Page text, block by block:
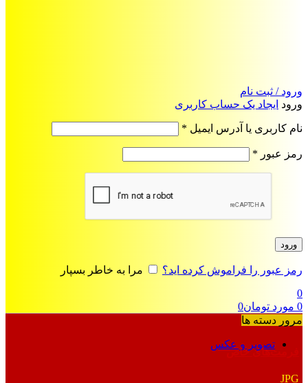
ورود / ثبت نام
ورود ایجاد یک حساب کاربری
نام کاربری یا آدرس ایمیل *
رمز عبور *
ورود
رمز عبور را فراموش کرده اید؟
مرا به خاطر بسپار
0
0 مورد تومان0
مرور دسته ها
تصویر و عکس
فرمت‌های خاص
JPG